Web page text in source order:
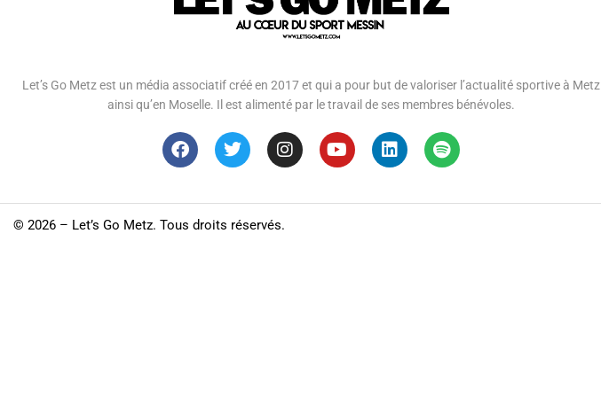
Let’s Go Metz est un média associatif créé en 2017 et qui a pour but de valoriser l’actualité sportive à Metz
ainsi qu’en Moselle. Il est alimenté par le travail de ses membres bénévoles.
© 2026 – Let’s Go Metz. Tous droits réservés.